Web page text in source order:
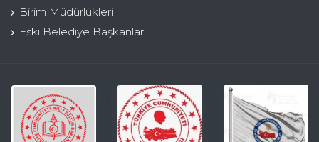
Birim Müdürlükleri
Eski Belediye Başkanları